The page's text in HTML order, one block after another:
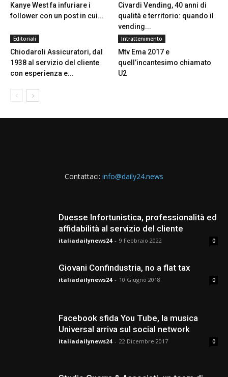
Kanye West fa infuriare i
follower con un post in cui...
Civardi Vending, 40 anni di
qualità e territorio: quando il
vending...
Editoriali
Chiodaroli Assicuratori, dal
1938 al servizio del cliente
con esperienza e...
Intrattenimento
Mtv Ema 2017 e
quell’incantesimo chiamato
U2
Contattaci: info@daily24.news
Duesse Infortunistica, professionalità ed
affidabilità al servizio del cliente
italiadailynews24 - 9 Febbraio 2022 0
Giovani Confindustria, no a flat tax
italiadailynews24 - 10 Giugno 2018 0
Facebook sfida You Tube, la musica
Universal arriva sul social network
italiadailynews24 - 22 Dicembre 2017 0